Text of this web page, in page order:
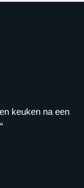
keuken na een